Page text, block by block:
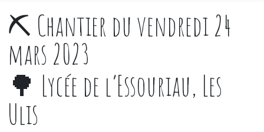
⛏️ Chantier du vendredi 24
mars 2023
🌳 Lycée de l’Essouriau, Les
Ulis